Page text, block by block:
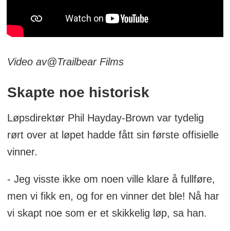
Video av@Trailbear Films
Skapte noe historisk
Løpsdirektør Phil Hayday-Brown var tydelig
rørt over at løpet hadde fått sin første offisielle
vinner.
- Jeg visste ikke om noen ville klare å fullføre,
men vi fikk en, og for en vinner det ble! Nå har
vi skapt noe som er et skikkelig løp, sa han.